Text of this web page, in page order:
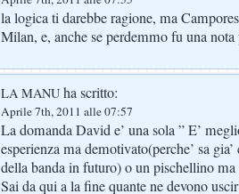
la logica ti darebbe ragione, ma
Milan, e, anche se perdemmo fu una
LA MANU ha scritto:
Aprile 7th, 2011 alle 07:57
La domanda David e’ una sola ” E’
esperienza ma demotivato(perche’ sa gia’
della banda in futuro) o un pischellino ma
Sai da qui a la fine quante ne devono